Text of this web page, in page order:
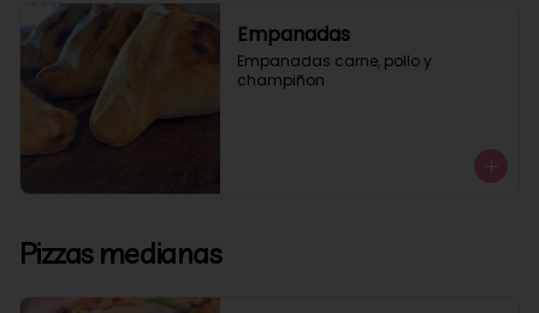
Empanadas
Empanadas carne, pollo y
champiñon
Pizzas medianas